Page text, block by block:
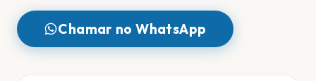
Chamar no WhatsApp